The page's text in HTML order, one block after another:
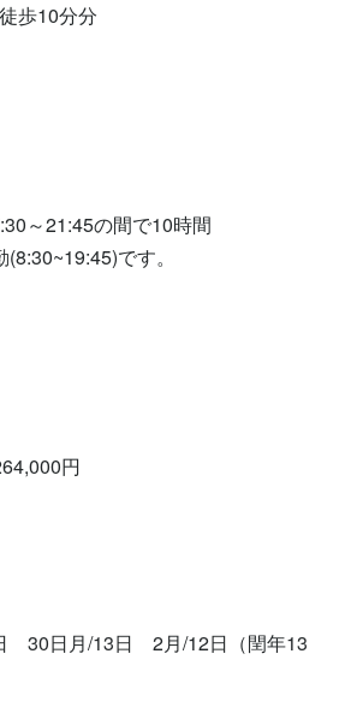
歩10分分
～21:45の間で10時間
です。
円
30日月/13日　2月/12日（閏年13